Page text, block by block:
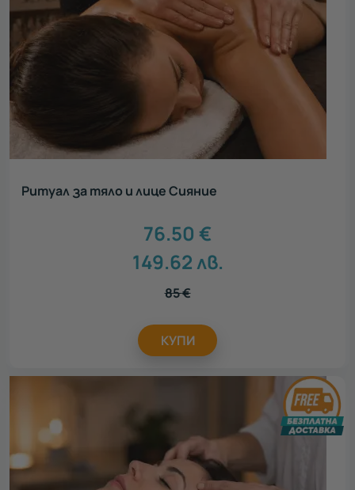
Ритуал за тяло и лице Сияние
76.50 €
149.62 лв.
85€
КУПИ